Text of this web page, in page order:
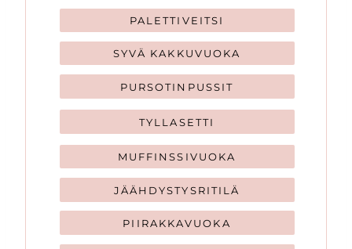
PALETTIVEITSI
SYVÄ KAKKUVUOKA
PURSOTINPUSSIT
TYLLASETTI
MUFFINSSIVUOKA
JÄÄHDYSTYSRITILÄ
PIIRAKKAVUOKA